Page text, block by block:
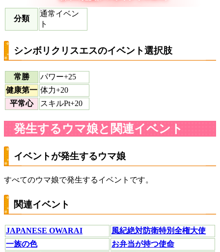
分類
通常イベン
ト
シンボリクリスエスのイベント選択肢
常勝
パワー+25
健康第一 体力+20
平常心
スキルPt+20
発生するウマ娘と関連イベント
イベントが発生するウマ娘
すべてのウマ娘で発生するイベントです。
関連イベント
JAPANESE OWARAI
風紀絶対防衛特別全権大使
一族の色
お弁当が持つ使命